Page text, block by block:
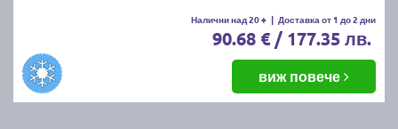
Налични над 20 + | Доставка от 1 до 2 дни
90.68 € / 177.35 лв.
виж повече